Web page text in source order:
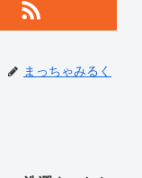
まっちゃみるく